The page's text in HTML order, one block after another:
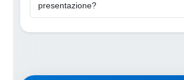
presentazione?